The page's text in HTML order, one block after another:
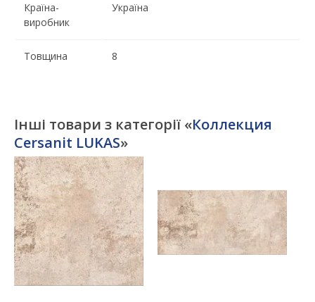
Країна-
виробник
Україна
Товщина 8
Інші товари з категорії «Коллекция
Cersanit LUKAS»